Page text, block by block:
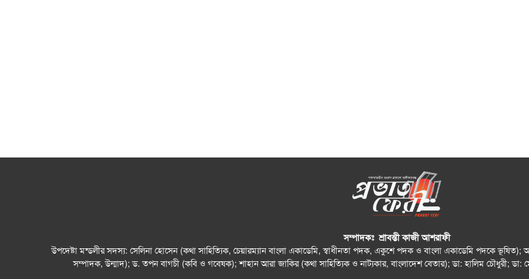
সম্পাদকঃ শ্রাবন্তী কাজী আশরাফী
উপদেষ্টা মন্ডলীর সদস্য: সেলিনা হোসেন (কথা সাহিত্যিক, চেয়ারম্যান বাংলা একাডেমি, স্বাধীনতা পদক, একুশে পদক ও বাংলা একাডেমি পদকে ভূষিত);
সম্পাদক, উন্মাদ); ড. তপন বাগচী (কবি ও গবেষক); শাহান আরা জাকির (কথা সাহিত্যিক ও নাট্যকার, বাংলাদেশ বেতার); ডা: হালিম